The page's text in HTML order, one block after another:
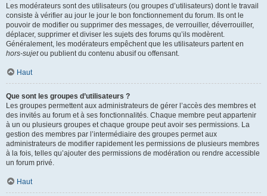
Les modérateurs sont des utilisateurs (ou groupes d’utilisateurs) dont le travail
consiste à vérifier au jour le jour le bon fonctionnement du forum. Ils ont le
pouvoir de modifier ou supprimer des messages, de verrouiller, déverrouiller,
déplacer, supprimer et diviser les sujets des forums qu’ils modèrent.
Généralement, les modérateurs empêchent que les utilisateurs partent en
hors-sujetou publient du contenu abusif ou offensant.
Haut
Que sont les groupes d’utilisateurs ?
Les groupes permettent aux administrateurs de gérer l’accès des membres et
des invités au forum et à ses fonctionnalités. Chaque membre peut appartenir
à un ou plusieurs groupes et chaque groupe peut avoir ses permissions. La
gestion des membres par l’intermédiaire des groupes permet aux
administrateurs de modifier rapidement les permissions de plusieurs membres
à la fois, telles qu’ajouter des permissions de modération ou rendre accessible
un forum privé.
Haut